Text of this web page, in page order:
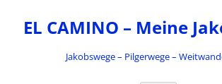
springen
EL CAMINO – Meine
Jakobswege – Pilgerwege –